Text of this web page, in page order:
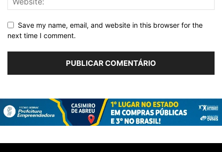
Save my name, email, and website in this browser for the
next time I comment.